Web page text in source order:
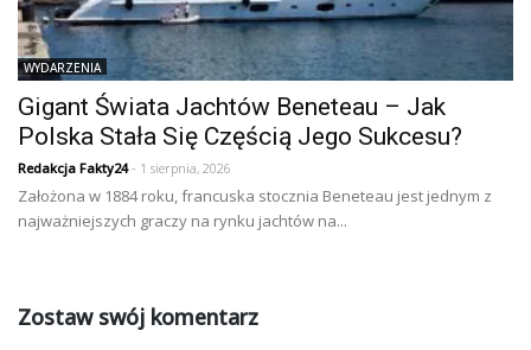
WYDARZENIA
Gigant Świata Jachtów Beneteau – Jak
Polska Stała Się Częścią Jego Sukcesu?
Redakcja Fakty24- 1 sierpnia, 2026
Założona w 1884 roku, francuska stocznia Beneteau jest jednym z
najważniejszych graczy na rynku jachtów na...
Zostaw swój komentarz